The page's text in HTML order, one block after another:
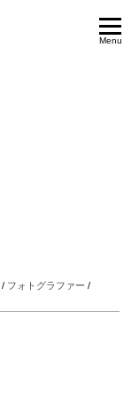
Menu
/ フォトグラファー /